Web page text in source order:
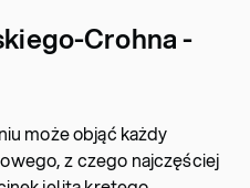
Crohna -
może objąć każdy
z czego najczęściej